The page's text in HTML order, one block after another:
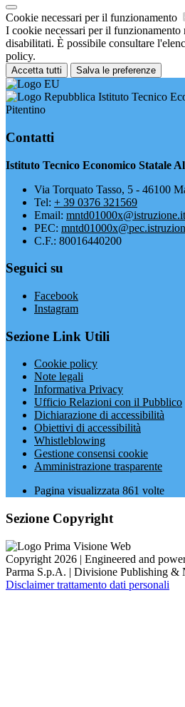
Cookie necessari per il funzionamento
I cookie necessari per il funzionamento
disabilitati. È possibile consultare
policy.
Accetta tutti Salva le preferenze
Istituto Tecnico
Pitentino
Contatti
Istituto Tecnico Economico Statale
Via Torquato Tasso, 5 - 46100
Tel: + 39 0376 321569
Email: mntd01000x@istruzione.it
PEC:
C.F.: 80016440200
Seguici su
Facebook
Instagram
Sezione Link Utili
Cookie policy
Note legali
Informativa Privacy
Ufficio Relazioni con il Pubblico
Dichiarazione di accessibilità
Obiettivi di accessibilità
Whistleblowing
Gestione consensi cookie
Amministrazione trasparente
Pagina visualizzata 861 volte
Sezione Copyright
Copyright 2026 | Engineered and
Parma S.p.A. | Divisione Publishing &
Disclaimer trattamento dati personali